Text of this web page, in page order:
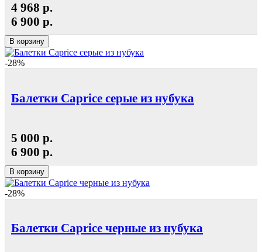
4 968 р.
6 900 р.
В корзину
-28%
Балетки Caprice серые из нубука
5 000 р.
6 900 р.
В корзину
-28%
Балетки Caprice черные из нубука